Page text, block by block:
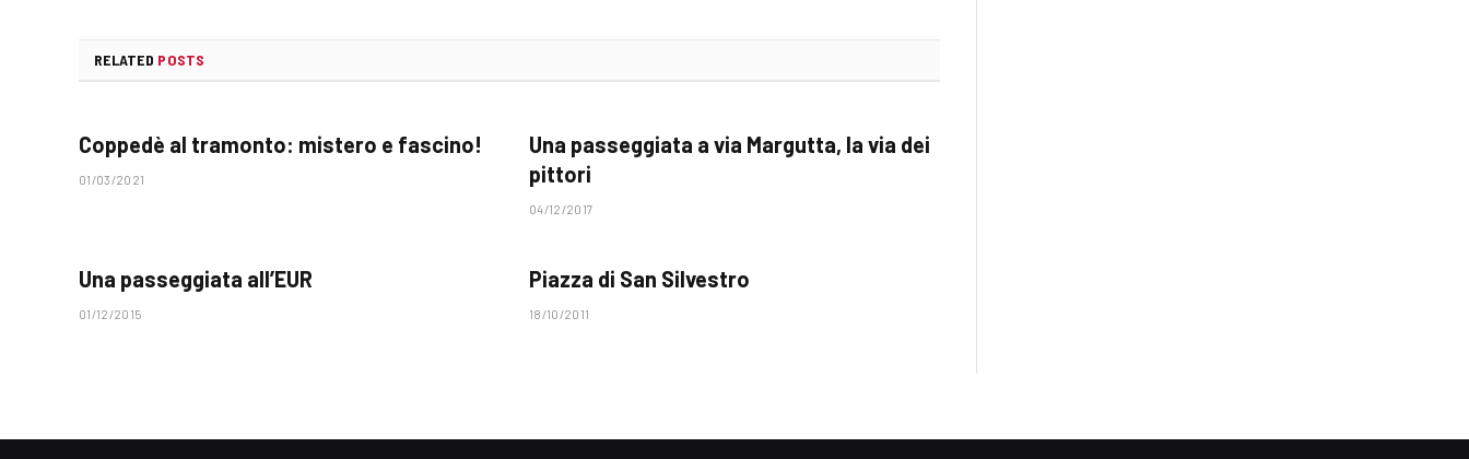
RELATED POSTS
Coppedè al tramonto: mistero e fascino!
01/03/2021
Una passeggiata a via Margutta, la via dei
pittori
04/12/2017
Una passeggiata all’EUR
01/12/2015
Piazza di San Silvestro
18/10/2011